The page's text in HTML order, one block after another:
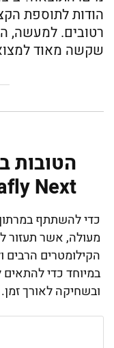
הודות לתוספת
רטובים. למעשה,
שקשה מאוד
Next %
כדי להשתתף
מעולה, אשר תעזור
במיוחד כדי להתאים
ובשחיקה לאורך זמן.